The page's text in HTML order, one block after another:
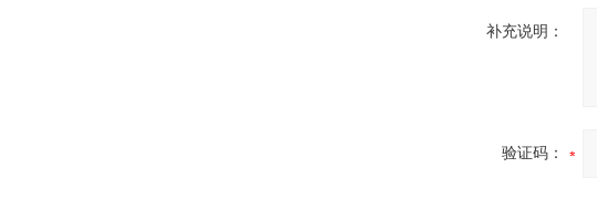
补充说明：
验证码：